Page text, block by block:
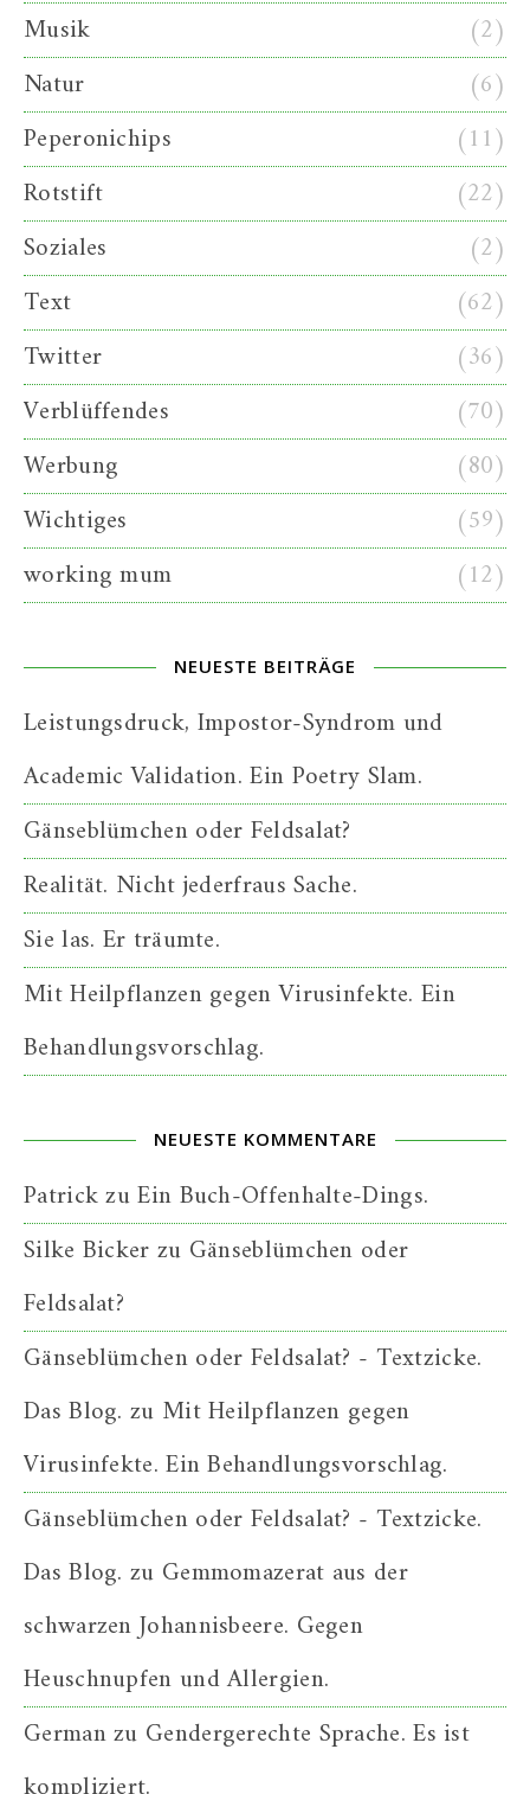
Musik
(2)
Natur
(6)
Peperonichips
(11)
Rotstift
(22)
Soziales
(2)
Text
(62)
Twitter
(36)
Verblüffendes
(70)
Werbung
(80)
Wichtiges
(59)
working mum
(12)
NEUESTE BEITRÄGE
Leistungsdruck, Impostor-Syndrom und
Academic Validation. Ein Poetry Slam.
Gänseblümchen oder Feldsalat?
Realität. Nicht jederfraus Sache.
Sie las. Er träumte.
Mit Heilpflanzen gegen Virusinfekte. Ein
Behandlungsvorschlag.
NEUESTE KOMMENTARE
PatrickzuEin Buch-Offenhalte-Dings.
Silke Bickerzu Gänseblümchen oder
Feldsalat?
Gänseblümchen oder Feldsalat? - Textzicke.
Das Blog. zu Mit Heilpflanzen gegen
Virusinfekte. Ein Behandlungsvorschlag.
Gänseblümchen oder Feldsalat? - Textzicke.
Das Blog. zu Gemmomazerat aus der
schwarzen Johannisbeere. Gegen
Heuschnupfen und Allergien.
Germanzu Gendergerechte Sprache. Es ist